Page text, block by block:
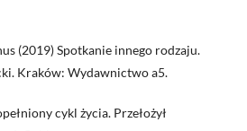
(2019) Spotkanie innego rodzaju.
Kraków: Wydawnictwo a5.
cykl życia. Przełożył